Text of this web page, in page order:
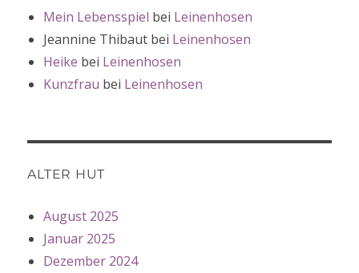
Mein Lebensspiel bei Leinenhosen
Jeannine Thibaut bei Leinenhosen
Heike bei Leinenhosen
Kunzfrau bei Leinenhosen
ALTER HUT
August 2025
Januar 2025
Dezember 2024